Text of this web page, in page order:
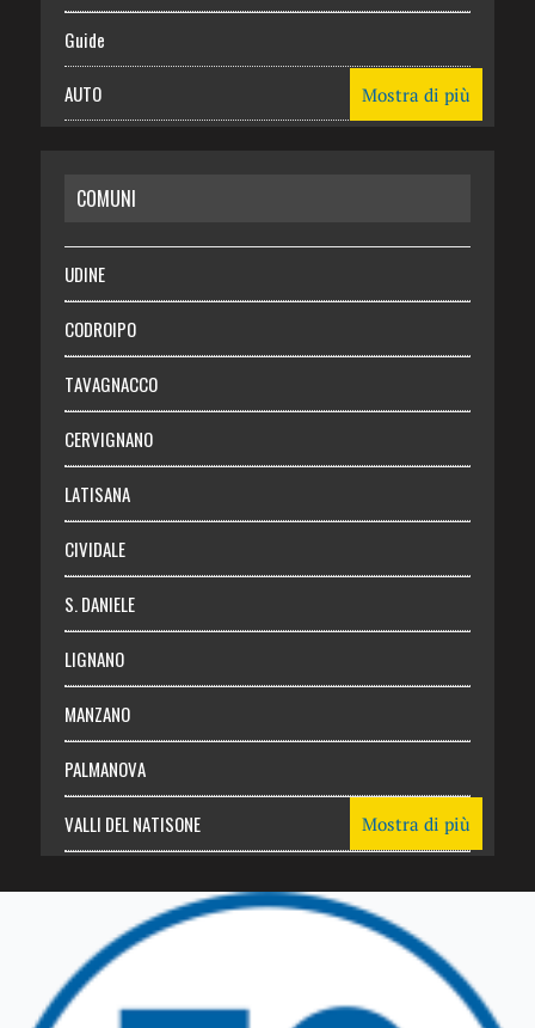
Guide
AUTO
RISPARMIO
SALUTE
Necrologie
Chi siamo
Abbonati
Login
Mostra di più
COMUNI
UDINE
CODROIPO
TAVAGNACCO
CERVIGNANO
LATISANA
CIVIDALE
S. DANIELE
LIGNANO
MANZANO
PALMANOVA
VALLI DEL NATISONE
TRICESIMO
TARCENTO
Mostra di più